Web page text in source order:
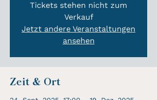
Tickets stehen nicht zum
Verkauf
Jetzt andere Veranstaltungen
ansehen
Zeit & Ort